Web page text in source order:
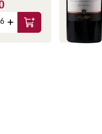
/ l)
Aggiungi al Carrello